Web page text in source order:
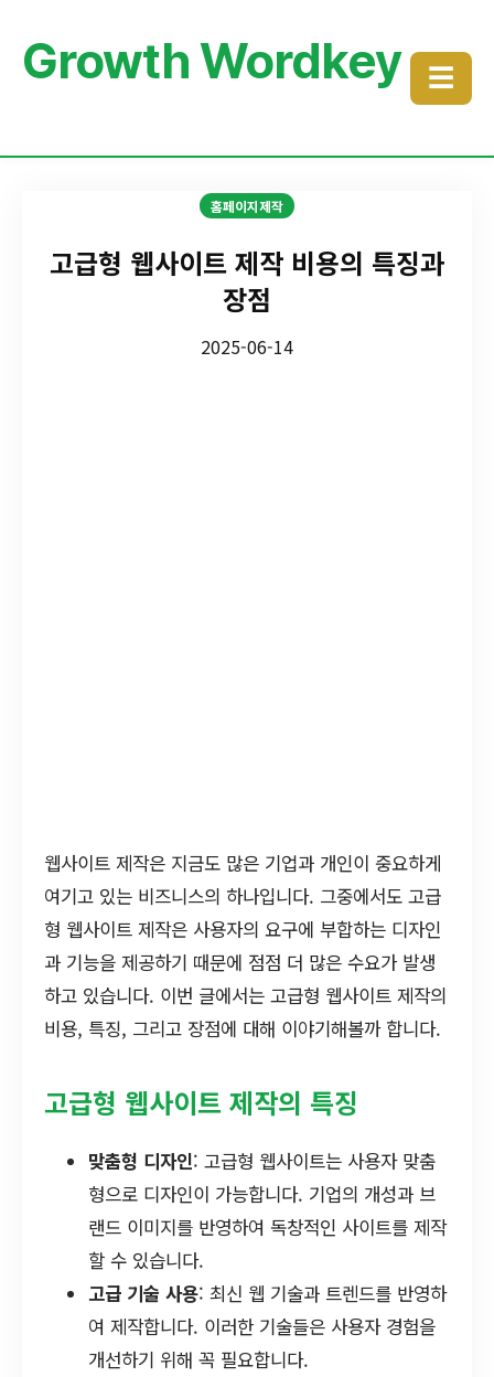
Growth Wordkey ☰
홈페이지제작
고급형 웹사이트 제작 비용의 특징과
장점
2025-06-14
웹사이트 제작은 지금도 많은 기업과 개인이 중요하게
여기고 있는 비즈니스의 하나입니다. 그중에서도 고급
형 웹사이트 제작은 사용자의 요구에 부합하는 디자인
과 기능을 제공하기 때문에 점점 더 많은 수요가 발생
하고 있습니다. 이번 글에서는 고급형 웹사이트 제작의
비용, 특징, 그리고 장점에 대해 이야기해볼까 합니다.
고급형 웹사이트 제작의 특징
맞춤형 디자인: 고급형 웹사이트는 사용자 맞춤
형으로 디자인이 가능합니다. 기업의 개성과 브
랜드 이미지를 반영하여 독창적인 사이트를 제작
할 수 있습니다.
고급 기술 사용: 최신 웹 기술과 트렌드를 반영하
여 제작합니다. 이러한 기술들은 사용자 경험을
개선하기 위해 꼭 필요합니다.